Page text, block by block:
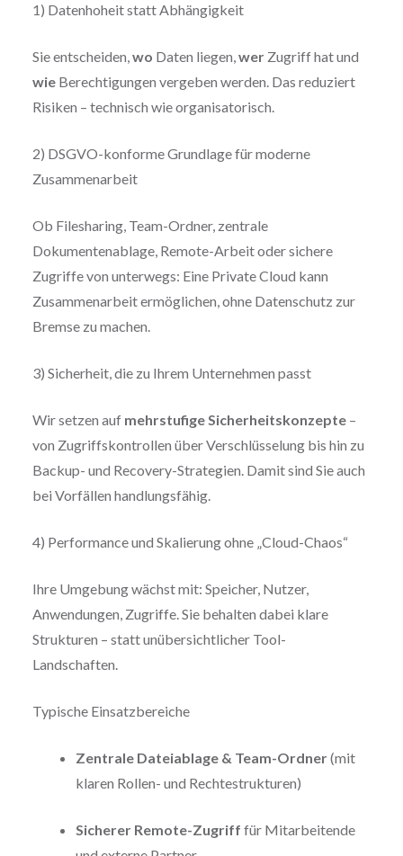
1) Datenhoheit statt Abhängigkeit
Sie entscheiden,wo Daten liegen,werZugriff hat und
wieBerechtigungen vergeben werden. Das reduziert
Risiken – technisch wie organisatorisch.
2) DSGVO-konforme Grundlage für moderne
Zusammenarbeit
Ob Filesharing, Team-Ordner, zentrale
Dokumentenablage, Remote-Arbeit oder sichere
Zugriffe von unterwegs: Eine Private Cloud kann
Zusammenarbeit ermöglichen, ohne Datenschutz zur
Bremse zu machen.
3) Sicherheit, die zu Ihrem Unternehmen passt
Wir setzen auf mehrstufige Sicherheitskonzepte–
von Zugriffskontrollen über Verschlüsselung bis hin zu
Backup- und Recovery-Strategien. Damit sind Sie auch
bei Vorfällen handlungsfähig.
4) Performance und Skalierung ohne „Cloud-Chaos“
Ihre Umgebung wächst mit: Speicher, Nutzer,
Anwendungen, Zugriffe. Sie behalten dabei klare
Strukturen – statt unübersichtlicher Tool-
Landschaften.
Typische Einsatzbereiche
Zentrale Dateiablage & Team-Ordner(mit
klaren Rollen- und Rechtestrukturen)
Sicherer Remote-Zugriff für Mitarbeitende